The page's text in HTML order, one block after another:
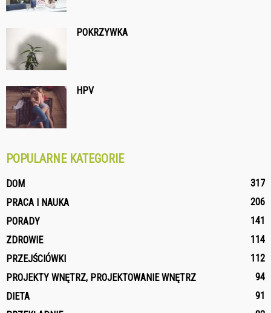
POKRZYWKA
HPV
POPULARNE KATEGORIE
DOM
317
PRACA I NAUKA
206
PORADY
141
ZDROWIE
114
PRZEJŚCIÓWKI
112
PROJEKTY WNĘTRZ, PROJEKTOWANIE WNĘTRZ
94
DIETA
91